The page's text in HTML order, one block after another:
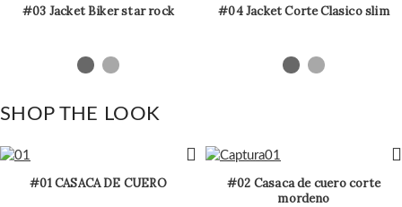
#03 Jacket Biker star rock #04 Jacket Corte Clasico slim
SHOP THE LOOK
#01 CASACA DE CUERO
#02 Casaca de cuero corte
mordeno